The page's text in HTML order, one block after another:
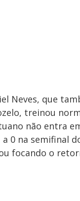
Neves, que
treinou
não entra
a 0 na semifinal
focando o